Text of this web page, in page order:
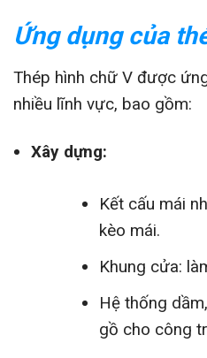
Ứng dụng của
Thép hình chữ V được
nhiều lĩnh vực, bao gồm:
Xây dựng:
Kết cấu mái
kèo mái.
Khung cửa:
Hệ thống
gồ cho công